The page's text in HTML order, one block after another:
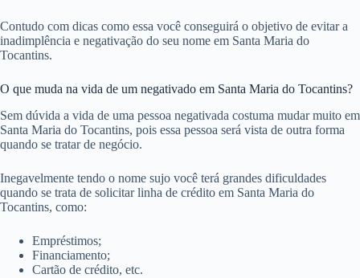
Contudo com dicas como essa você conseguirá o objetivo de evitar a
inadimplência e negativação do seu nome em Santa Maria do
Tocantins.
O que muda na vida de um negativado em Santa Maria do Tocantins?
Sem dúvida a vida de uma pessoa negativada costuma mudar muito em
Santa Maria do Tocantins, pois essa pessoa será vista de outra forma
quando se tratar de negócio.
Inegavelmente tendo o nome sujo você terá grandes dificuldades
quando se trata de solicitar linha de crédito em Santa Maria do
Tocantins, como:
Empréstimos;
Financiamento;
Cartão de crédito, etc.